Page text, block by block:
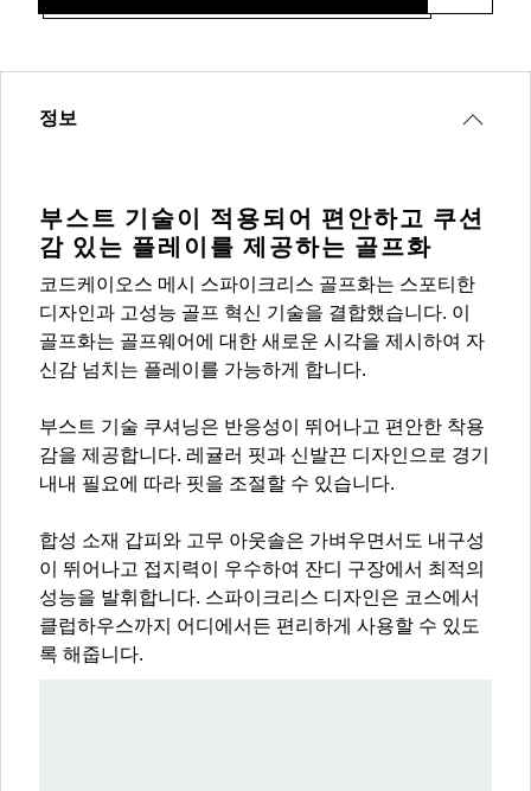
정보
부스트 기술이 적용되어 편안하고 쿠션
감 있는 플레이를 제공하는 골프화
코드케이오스 메시 스파이크리스 골프화는 스포티한
디자인과 고성능 골프 혁신 기술을 결합했습니다. 이
골프화는 골프웨어에 대한 새로운 시각을 제시하여 자
신감 넘치는 플레이를 가능하게 합니다.
부스트 기술 쿠셔닝은 반응성이 뛰어나고 편안한 착용
감을 제공합니다. 레귤러 핏과 신발끈 디자인으로 경기
내내 필요에 따라 핏을 조절할 수 있습니다.
합성 소재 갑피와 고무 아웃솔은 가벼우면서도 내구성
이 뛰어나고 접지력이 우수하여 잔디 구장에서 최적의
성능을 발휘합니다. 스파이크리스 디자인은 코스에서
클럽하우스까지 어디에서든 편리하게 사용할 수 있도
록 해줍니다.